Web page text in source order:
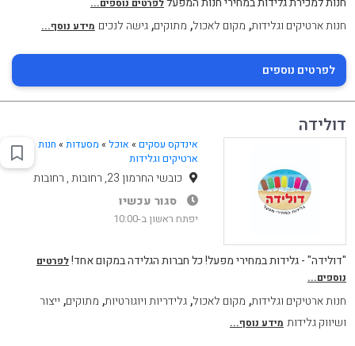
לפרטים נוספים...
חנות ארטיקים וגלידות, מקום לאכול, מתוקים,גישה לנכים מידע נוסף...
לפרטים נוספים
דולידה
אינדקס עסקים » אוכל» מסעדות» חנות
ארטיקים וגלידות
כובשי החרמון 23, רחובות , רחובות
סגור עכשיו
יפתח ראשון ב-10:00
"דולידה" - גלידות במחירי מפעל! כל חברות הגלידה במקום אחד!לפרטים
נוספים...
חנות ארטיקים וגלידות, מקום לאכול,גלידריות ויוגורטיות, מתוקים, ייצור
ושיווק גלידות מידע נוסף...